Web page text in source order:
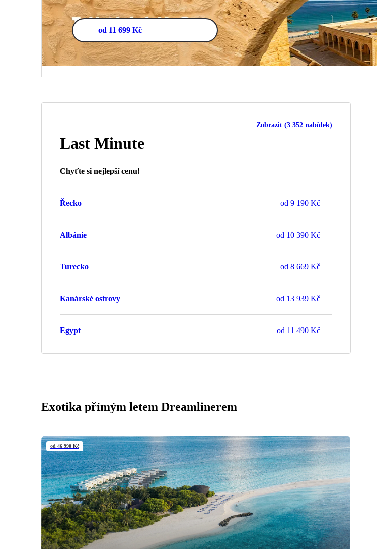
od 11 699 Kč
Last Minute
Zobrazit (3 352 nabídek)
Chyťte si nejlepší cenu!
Řecko od 9 190 Kč
Albánie od 10 390 Kč
Turecko od 8 669 Kč
Kanárské ostrovy od 13 939 Kč
Egypt od 11 490 Kč
Exotika přímým letem Dreamlinerem
od 46 990 Kč